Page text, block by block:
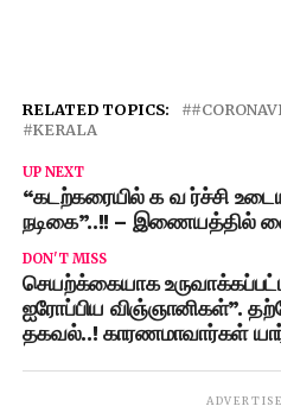
RELATED TOPICS:
KERALA
UP NEXT
“கடற்கரையில் க வ ர்ச்சி
நடிகை”..!! – இணையத்தில்
DON'T MISS
செயற்க்கையாக
ஐரோப்பிய விஞ்ஞானிகள்”.
தகவல்..! காரணமாவார்கள் யார்